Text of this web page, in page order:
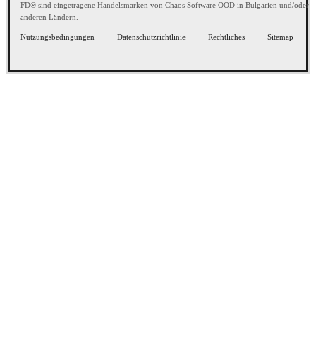
FD® sind eingetragene Handelsmarken von Chaos Software OOD in Bulgarien und/oder
anderen Ländern.
Nutzungsbedingungen Datenschutzrichtlinie Rechtliches Sitemap